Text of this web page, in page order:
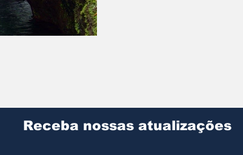
Receba nossas atualizações